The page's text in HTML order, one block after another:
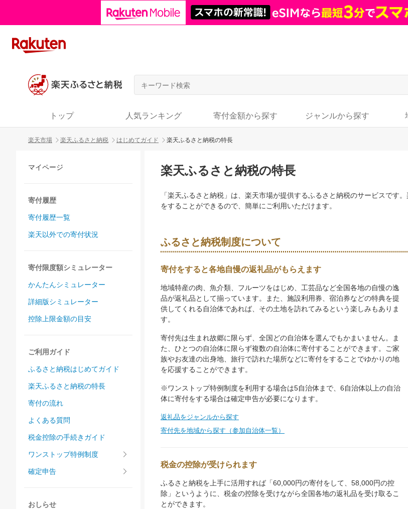
トップ 人気ランキング 寄付金額から探す ジャンルから探す
楽天市場 楽天ふるさと納税 はじめてガイド 楽天ふるさと納税の特長
マイページ
寄付履歴
寄付履歴一覧
楽天以外での寄付状況
寄付限度額シミュレーター
かんたんシミュレーター
詳細版シミュレーター
控除上限金額の目安
ご利用ガイド
ふるさと納税はじめてガイド
楽天ふるさと納税の特長
寄付の流れ
よくある質問
税金控除の手続きガイド
ワンストップ特例制度
確定申告
おしらせ
楽天ふるさと納税の特長
「楽天ふるさと納税」は、楽天市場が提供するふるさと納税のサービスです
をすることができるので、簡単にご利用いただけます。
ふるさと納税制度について
寄付をすると各地自慢の返礼品がもらえます
地域特産の肉、魚介類、フルーツをはじめ、工芸品など全国各地の自慢の逸
品が返礼品として揃っています。また、施設利用券、宿泊券などの特典を提
供してくれる自治体であれば、その土地を訪れてみるという楽しみもありま
す。
寄付先は生まれ故郷に限らず、全国どの自治体を選んでもかまいません。ま
た、ひとつの自治体に限らず複数の自治体に寄付することができます。ご家
族やお友達の出身地、旅行で訪れた場所などに寄付をすることでゆかりの地
を応援することができます。
※ワンストップ特例制度を利用する場合は5自治体まで、6自治体以上の自治
体に寄付をする場合は確定申告が必要になります。
返礼品をジャンルから探す
寄付先を地域から探す（参加自治体一覧）
税金の控除が受けられます
ふるさと納税を上手に活用すれば「60,000円の寄付をして、58,000円の控
除」というように、税金の控除を受けながら全国各地の返礼品を受け取るこ
とができます。